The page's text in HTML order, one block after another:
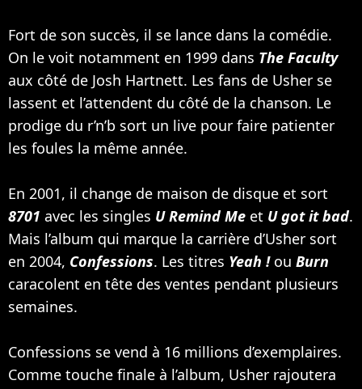
Fort de son succès, il se lance dans la comédie.
On le voit notamment en 1999 dans The Faculty
aux côté de Josh Hartnett. Les fans de Usher se
lassent et l’attendent du côté de la chanson. Le
prodige du r’n’b sort un live pour faire patienter
les foules la même année.
En 2001, il change de maison de disque et sort
8701 avec les singles U Remind Me et U got it bad.
Mais l’album qui marque la carrière d’Usher sort
en 2004, Confessions. Les titres Yeah !ou Burn
caracolent en tête des ventes pendant plusieurs
semaines.
Confessions se vend à 16 millions d’exemplaires.
Comme touche finale à l’album, Usher rajoutera